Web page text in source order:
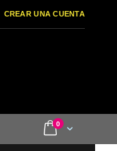
CREAR UNA CUENTA
Cart
0items